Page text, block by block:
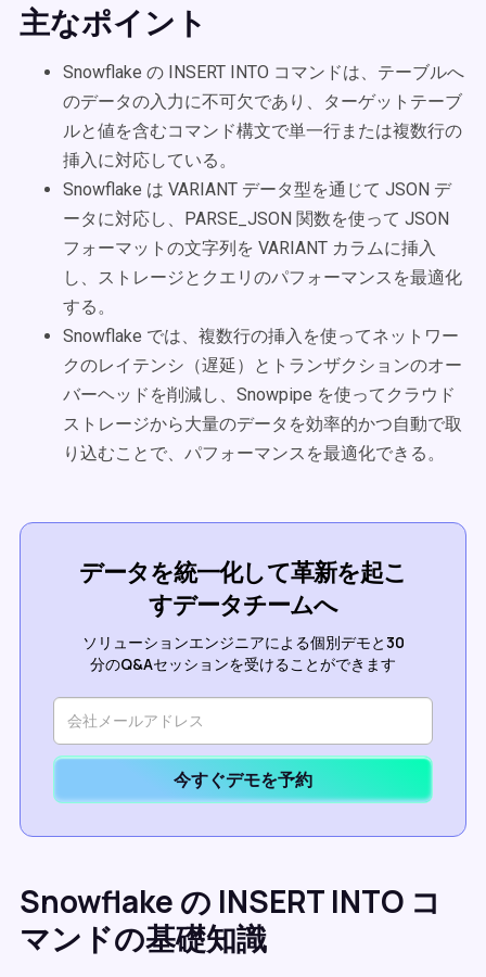
主なポイント
Snowflake の INSERT INTO コマンドは、テーブルへ
のデータの入力に不可欠であり、ターゲットテーブ
ルと値を含むコマンド構文で単一行または複数行の
挿入に対応している。
Snowflake は VARIANT データ型を通じて JSON デ
ータに対応し、PARSE_JSON 関数を使って JSON
フォーマットの文字列を VARIANT カラムに挿入
し、ストレージとクエリのパフォーマンスを最適化
する。
Snowflake では、複数行の挿入を使ってネットワー
クのレイテンシ（遅延）とトランザクションのオー
バーヘッドを削減し、Snowpipe を使ってクラウド
ストレージから大量のデータを効率的かつ自動で取
り込むことで、パフォーマンスを最適化できる。
データを統一化して革新を起こ
すデータチームへ
ソリューションエンジニアによる個別デモと30
分のQ&Aセッションを受けることができます
今すぐデモを予約
Snowflake の INSERT INTO コ
マンドの基礎知識